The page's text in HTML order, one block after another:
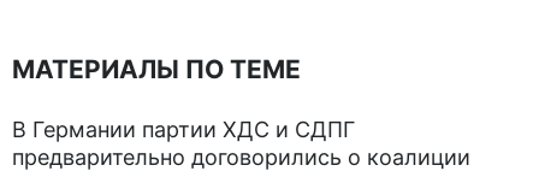
МАТЕРИАЛЫ ПО ТЕМЕ
В Германии партии ХДС и СДПГ
предварительно договорились о коалиции